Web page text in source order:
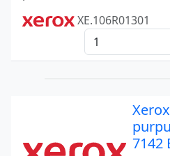
XE.106R01301
7142